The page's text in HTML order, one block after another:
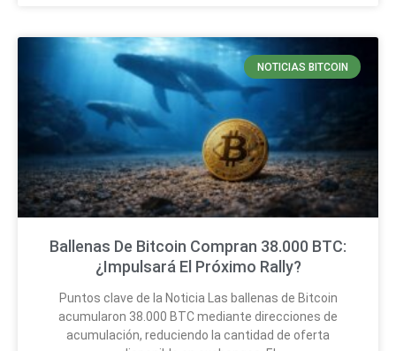
NOTICIAS BITCOIN
Ballenas De Bitcoin Compran 38.000 BTC:
¿Impulsará El Próximo Rally?
Puntos clave de la Noticia Las ballenas de Bitcoin
acumularon 38.000 BTC mediante direcciones de
acumulación, reduciendo la cantidad de oferta